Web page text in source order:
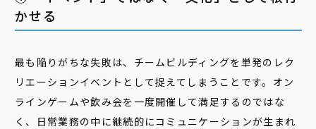
かせる
最も陥りがちな失敗は、チームビルディングを単発のレク
リエーションイベントとして捉えてしまうことです。オン
ラインゲームや飲み会を一度開催して満足するのではな
く、日常業務の中に継続的にコミュニケーションが生まれ